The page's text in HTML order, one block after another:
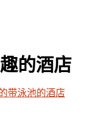
的酒店
带泳池的酒店